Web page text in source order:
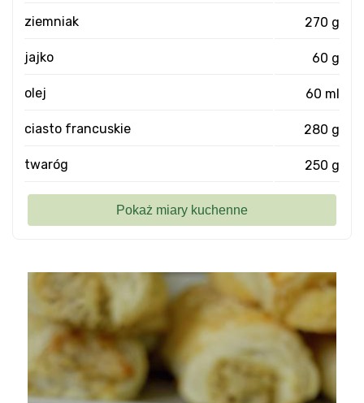
ziemniak 270 g
jajko 60 g
olej 60 ml
ciasto francuskie 280 g
twaróg 250 g